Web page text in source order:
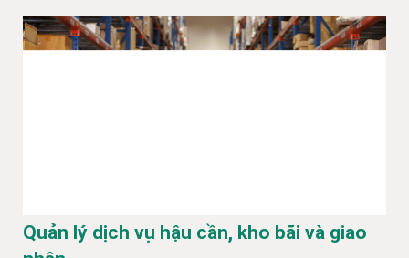
Quản lý dịch vụ hậu cần, kho bãi và giao